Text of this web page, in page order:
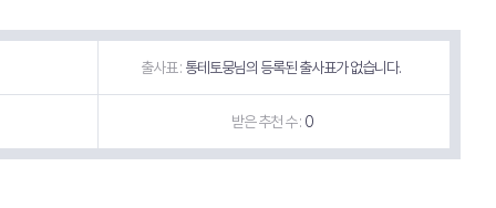
출사표 : 통테토뭉님의 등록된 출사표가 없습니다.
받은 추천 수 : 0